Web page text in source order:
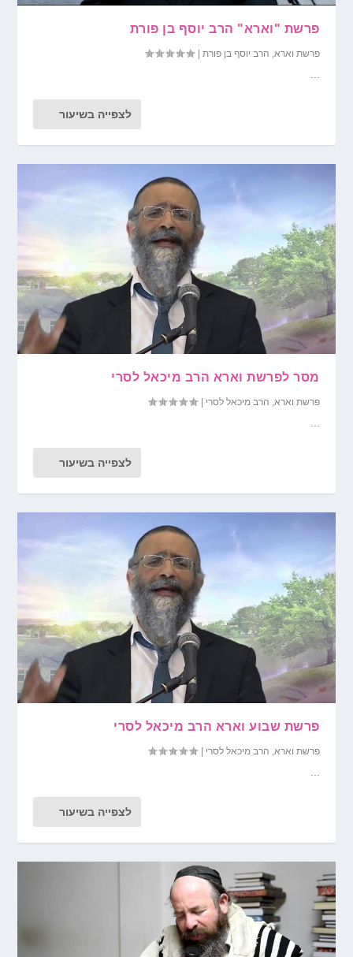
פרשת "וארא" הרב יוסף בן פורת
פרשת וארא הרב יוסף בן פורת |
לצפייה בשיעור
מסר לפרשת וארא הרב מיכאל לסרי
פרשת וארא, הרב מיכאל לסרי |
...
לצפייה בשיעור
פרשת שבוע וארא הרב מיכאל לסרי
פרשת וארא, הרב מיכאל לסרי |
לצפייה בשיעור